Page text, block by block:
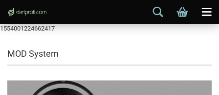
1554001224662417
MOD System